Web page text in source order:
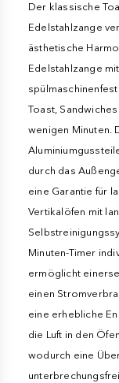
Der klassische
Edelstahlzange
ästhetische
Edelstahlzange
Toast,
wenigen Minuten.
durch das
eine Garantie für
Vertikalöfen mit
Minuten-Timer
ermöglicht
einen
eine erhebliche
die Luft in den
wodurch eine